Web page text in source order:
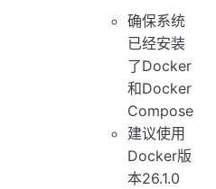
确保系统
已经安装
了Docker
和Docker
Compose
建议使用
Docker版
本26.1.0